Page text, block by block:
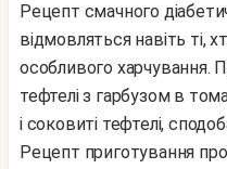
Рецепт смачного діабетичного страви, від якого не
відмовляться навіть ті,
особливого харчування.
тефтелі з гарбузом в
і соковиті тефтелі,
Рецепт приготування